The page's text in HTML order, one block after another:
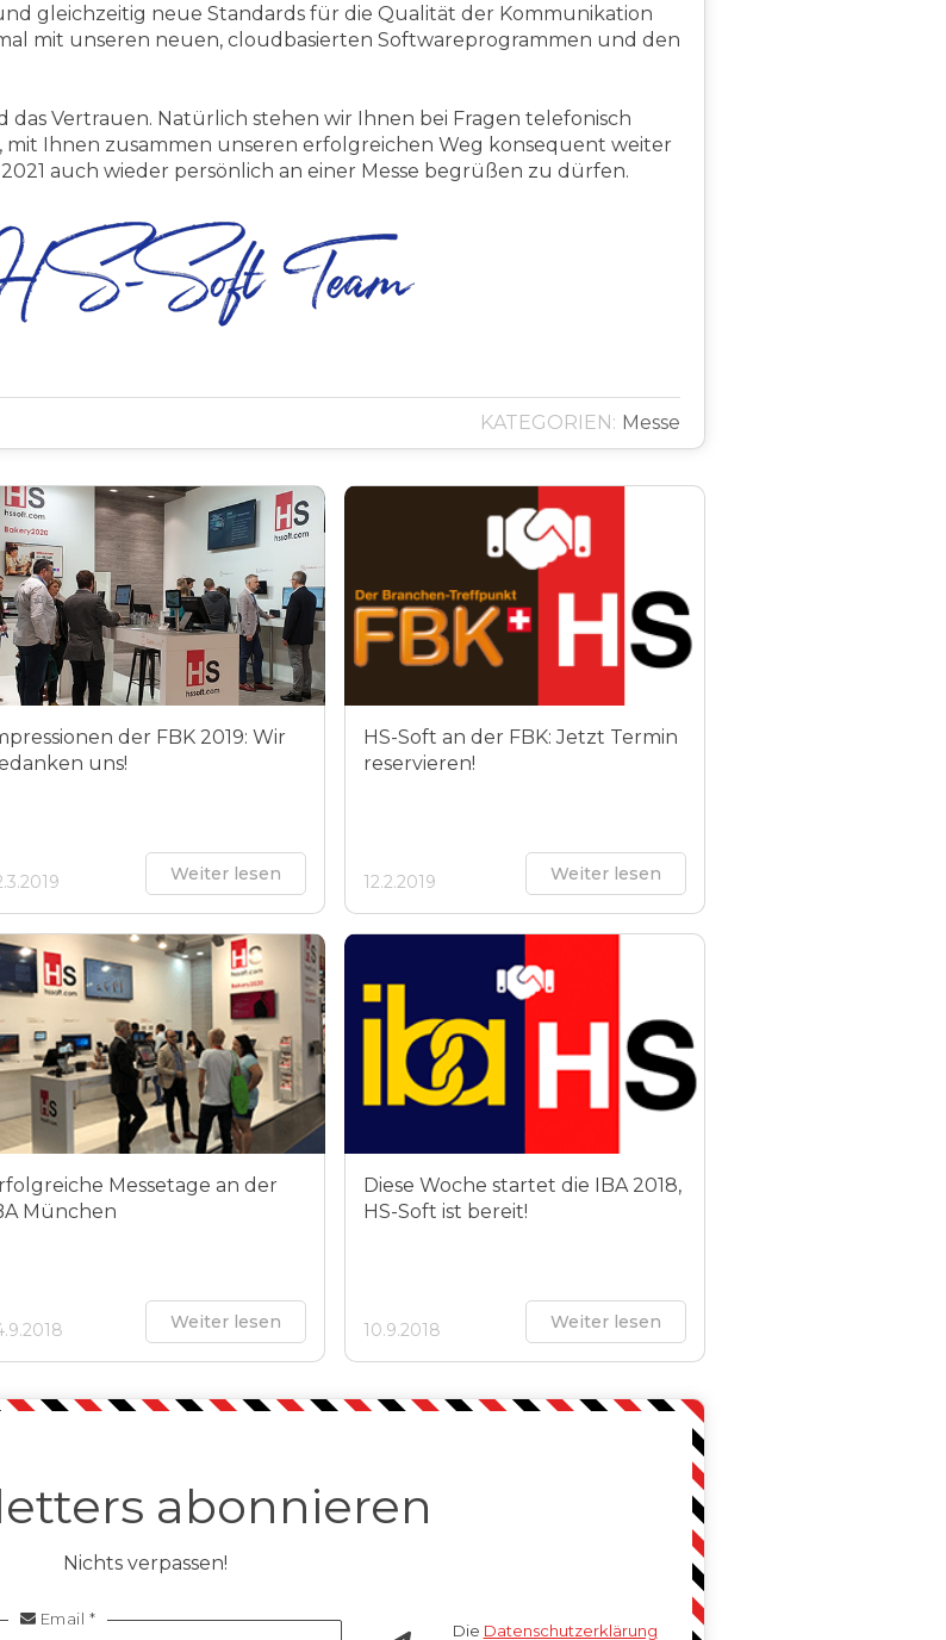
gleichzeitig neue Standards für die Qualität der Kommunikation
mit unseren neuen, cloudbasierten Softwareprogrammen und den
Vertrauen. Natürlich stehen wir Ihnen bei Fragen telefonisch
Ihnen zusammen unseren erfolgreichen Weg konsequent weiter
auch wieder persönlich an einer Messe begrüßen zu dürfen.
KATEGORIEN: Messe
der FBK 2019: Wir
uns!
Weiter lesen
HS-Soft an der FBK: Jetzt Termin
reservieren!
12.2.2019 Weiter lesen
Messetage an der
München
Weiter lesen
Diese Woche startet die IBA 2018,
HS-Soft ist bereit!
10.9.2018 Weiter lesen
abonnieren
Nichts verpassen!
 Email *
Die Datenschutzerklärung